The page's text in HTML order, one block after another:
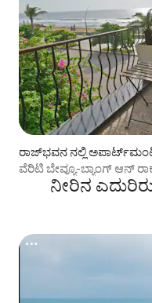
ರಾಜ್‌ಭವನ ನಲ್ಲಿ
ವೆರಿಟಿ ಬೇವ್ಯೂ-ಬ್ಯಾಂಗ್ ಆನ್
ನೀರಿನ